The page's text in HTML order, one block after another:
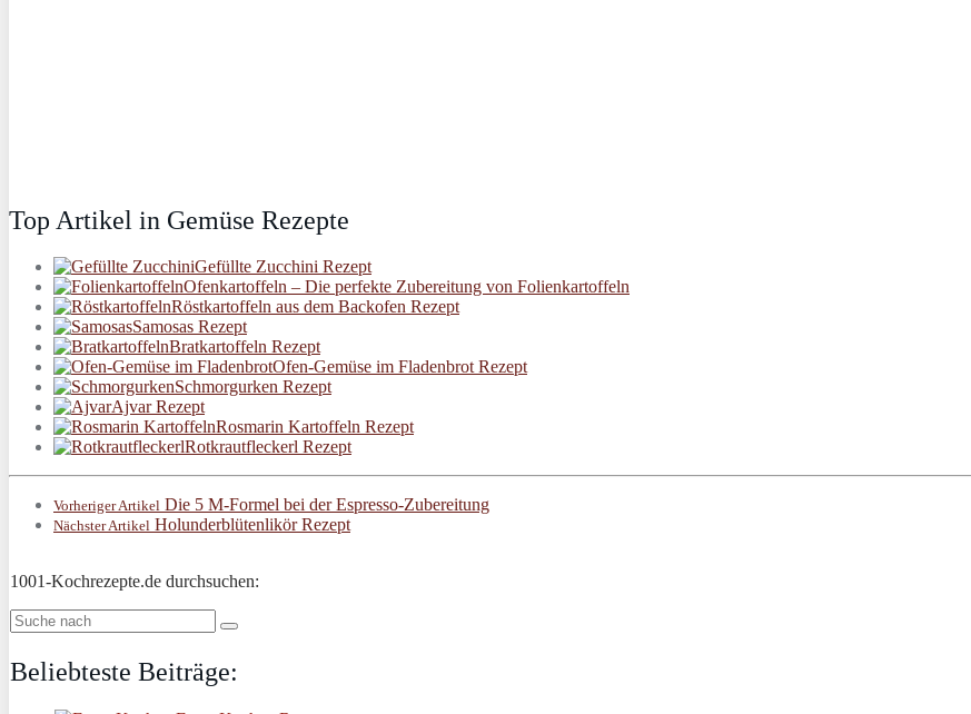
Top Artikel in Gemüse Rezepte
Gefüllte Zucchini Rezept
Ofenkartoffeln – Die perfekte Zubereitung von Folienkartoffeln
Röstkartoffeln aus dem Backofen Rezept
Samosas Rezept
Bratkartoffeln Rezept
Ofen-Gemüse im Fladenbrot Rezept
Schmorgurken Rezept
Ajvar Rezept
Rosmarin Kartoffeln Rezept
Rotkrautfleckerl Rezept
Vorheriger Artikel Die 5 M-Formel bei der Espresso-Zubereitung
Nächster Artikel Holunderblütenlikör Rezept
1001-Kochrezepte.de durchsuchen:
Beliebteste Beiträge: